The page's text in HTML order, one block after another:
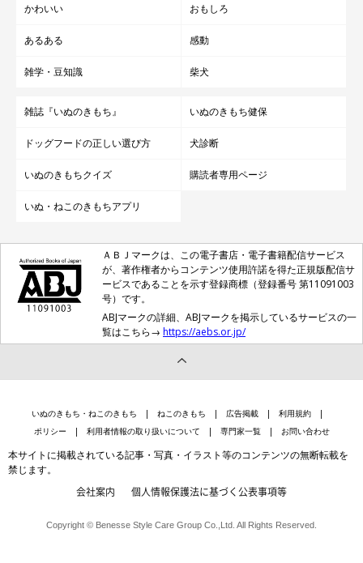
かわいい おもしろ
あるある 感動
雑学・豆知識 柴犬
雑誌『いぬのきもち』 いぬのきもち健保
ドッグフードの正しい選び方 犬診断
いぬのきもちクイズ 購読者専用ページ
いぬ・ねこのきもちアプリ
ＡＢＪマークは、この電子書店・電子書籍配信サービス
が、著作権者からコンテンツ使用許諾を得た正規版配信サ
ービスであることを示す登録商標（登録番号 第11091003
号）です。
ABJマークの詳細、ABJマークを掲示しているサービスの一
覧はこちら→ https://aebs.or.jp/
いぬのきもち・ねこのきもち ねこのきもち 広告掲載
利用規約
ポリシー
利用者情報の取り扱いについて 専門家一覧 お問い合わせ
本サイトに掲載されている記事・写真・イラスト等のコンテンツの無断転載を
禁じます。
会社案内 個人情報保護法に基づく公表事項等
Copyright © Benesse Style Care Group Co.,Ltd. All Rights Reserved.